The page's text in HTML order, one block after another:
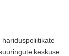
hariduspoliitikate
keskuse